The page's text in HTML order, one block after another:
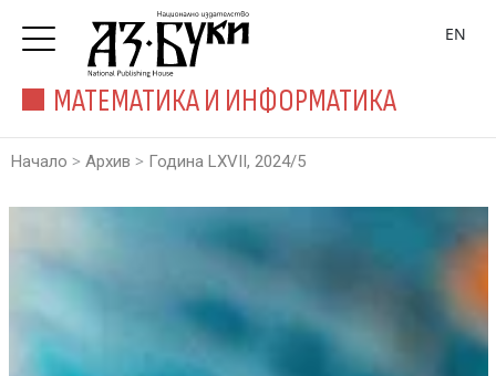
МАТЕМАТИКА И ИНФОРМАТИКА
EN
Начало > Архив > Година LXVII, 2024/5